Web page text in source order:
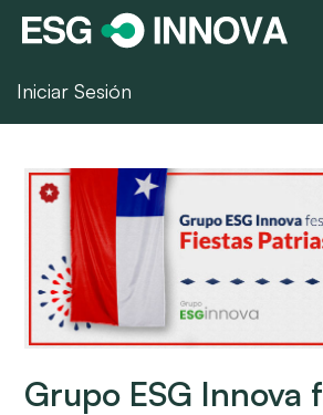
Iniciar Sesión
Grupo ESG Innova